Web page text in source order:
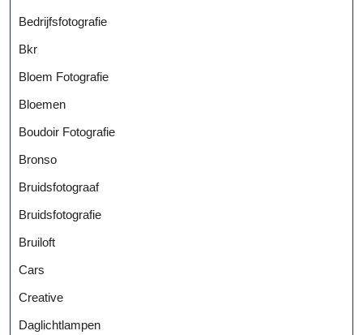
Bedrijfsfotografie
Bkr
Bloem Fotografie
Bloemen
Boudoir Fotografie
Bronso
Bruidsfotograaf
Bruidsfotografie
Bruiloft
Cars
Creative
Daglichtlampen